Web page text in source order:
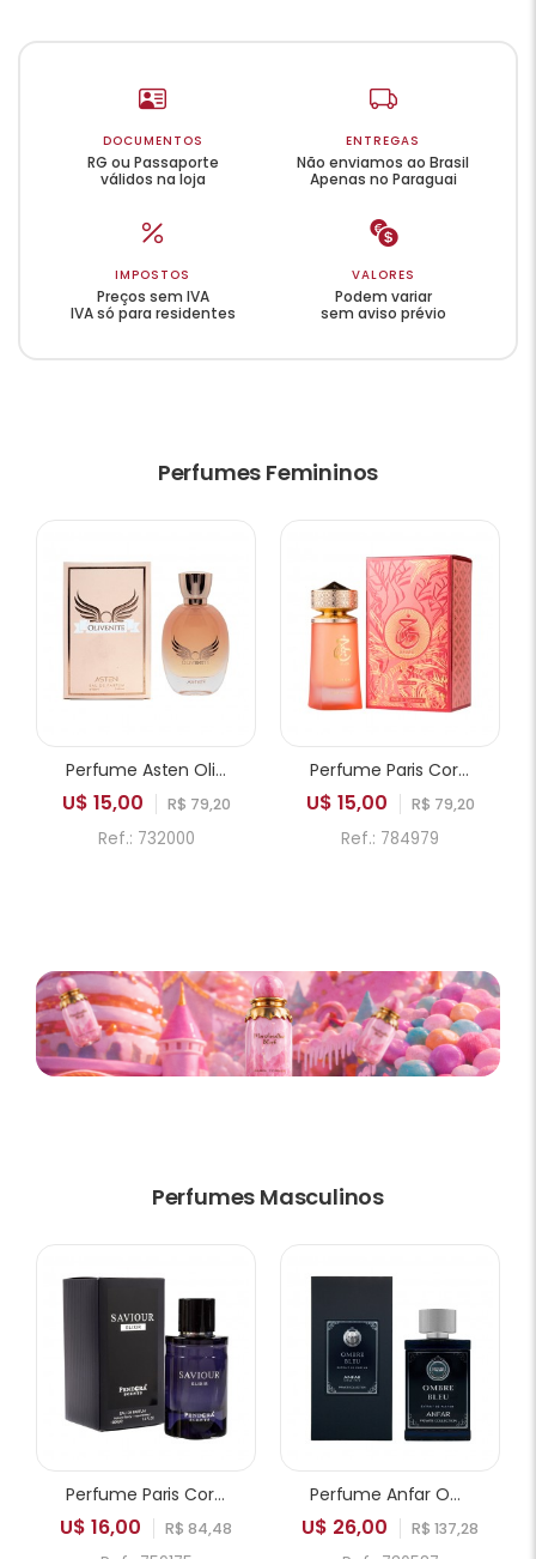
DOCUMENTOS
RG ou Passaporte
válidos na loja
ENTREGAS
Não enviamos ao Brasil
Apenas no Paraguai
IMPOSTOS
Preços sem IVA
IVA só para residentes
VALORES
Podem variar
sem aviso prévio
Perfumes Femininos
Perfume Asten Olivenite EDP Feminino 100ml
U$ 15,00 R$ 79,20
Ref.: 732000
Perfume Paris Corner Khair Fusion EDP Feminino 100ml
U$ 15,00 R$ 79,20
Ref.: 784979
Perfumes Masculinos
Perfume Paris Corner Pendora Saviour Elixir EDP Masculino 100ml
U$ 16,00 R$ 84,48
Perfume Anfar Ombre Bleu Extrait de Parfum Masculino 50ml
U$ 26,00 R$ 137,28